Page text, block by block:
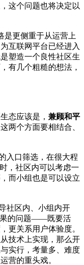
这个问题也将决定以
是更侧重于从运营上
互联网平台已经进入
塑造一个良性社区生
有几个粗糙的想法，
态应该是， 兼顾和平
这两个方面要相结合、
入口筛选，在很大程
，社区内可以考虑一
而小组也是可以设立
社区内、小组内开
果的问题——既要活
更关系用户体验度。
技术上实现，那么开
实行，考量多、难度
营的重头戏。